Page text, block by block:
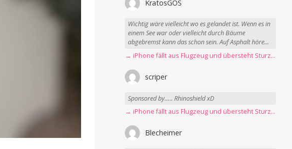
KratosGOS
Wichtig wäre vielleicht wo es gelandet ist. Wenn es in
einem See war oder vielleicht durch Bäume
abgebremst kann das schon sein. Auf Asphalt höre...
→ iPhone fällt aus Flugzeug und übersteht Sturz unbeschadet
scriper
Sponsored by….. Rhinoshield xD
→ iPhone fällt aus Flugzeug und übersteht Sturz unbeschadet
Blecheimer